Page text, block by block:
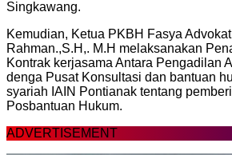
Singkawang.
Kemudian, Ketua PKBH Fasya Advokat
Rahman.,S.H,. M.H melaksanakan
Kontrak kerjasama Antara Pengadilan
denga Pusat Konsultasi dan bantuan
syariah IAIN Pontianak tentang
Posbantuan Hukum.
ADVERTISEMENT